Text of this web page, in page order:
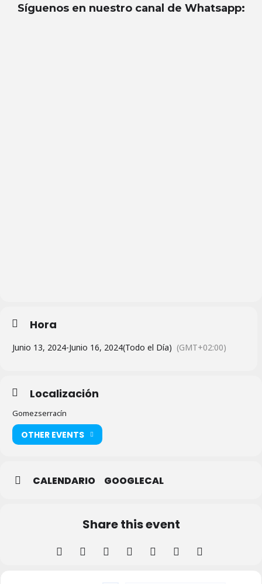
Síguenos en nuestro canal de Whatsapp:
Hora
Junio 13, 2024-Junio 16, 2024(Todo el Día) (GMT+02:00)
Localización
Gomezserracín
OTHER EVENTS
CALENDARIO GOOGLECAL
Share this event